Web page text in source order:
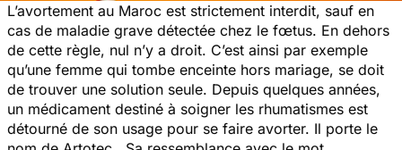
L’avortement au Maroc est strictement interdit, sauf en
cas de maladie grave détectée chez le fœtus. En dehors
de cette règle, nul n’y a droit. C’est ainsi par exemple
qu’une femme qui tombe enceinte hors mariage, se doit
de trouver une solution seule. Depuis quelques années,
un médicament destiné à soigner les rhumatismes est
détourné de son usage pour se faire avorter. Il porte le